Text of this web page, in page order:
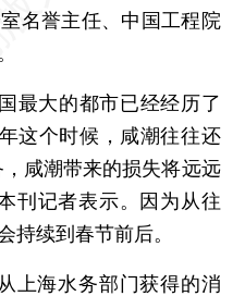
名誉主任、中国工程院
大的都市已经经历了
这个时候，咸潮往往还
咸潮带来的损失将远远
刊记者表示。因为从往
持续到春节前后。
海水务部门获得的消